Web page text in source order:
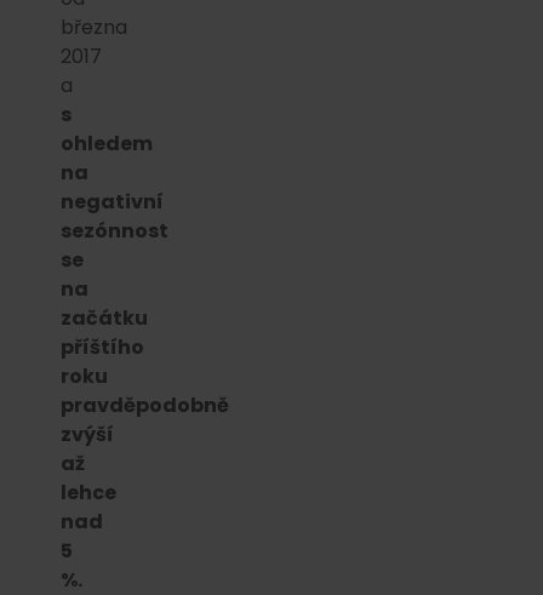
března
2017
a
s
ohledem
na
negativní
sezónnost
se
na
začátku
příštího
roku
pravděpodobně
zvýší
až
lehce
nad
5
%.